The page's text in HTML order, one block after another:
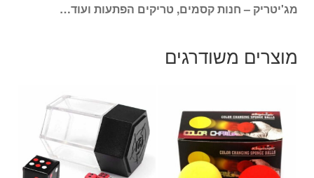
מג'יטריק – חנות קסמים, טריקים הפתעות ועוד…
מוצרים משודרגים